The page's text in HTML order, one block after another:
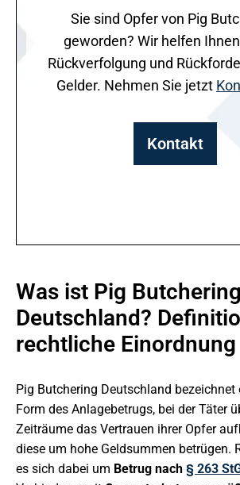
Sie sind Opfer von Pig
geworden? Wir helfen
Rückverfolgung und
Gelder. Nehmen Sie jetzt
Kontakt
Was ist Pig Butchering
Deutschland?
rechtliche Einordnung
Pig Butchering Deutschland bezeichnet
Form des Anlagebetrugs, bei der Täter
Zeiträume das Vertrauen ihrer Opfer
diese um hohe Geldsummen betrügen.
es sich dabei um Betrug nach § 263